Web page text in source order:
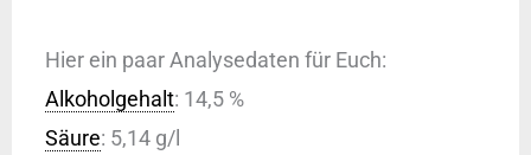
Hier ein paar Analysedaten für Euch:
Alkoholgehalt: 14,5 %
Säure: 5,14 g/l